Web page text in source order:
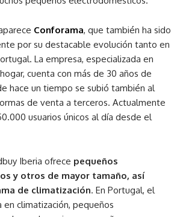
Conforama, que también ha sido
por su destacable evolución tanto en
La empresa, especializada en
cuenta con más de 30 años de
hace un tiempo se subió también al
de venta a terceros. Actualmente
usuarios únicos al día desde el
Iberia ofrece pequeños
y otros de mayor tamaño, así
de climatización. En Portugal, el
climatización, pequeños